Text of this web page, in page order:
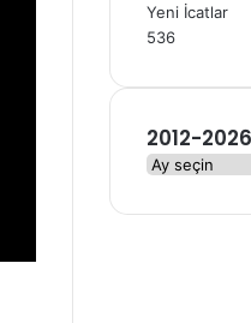
Yeni İcatlar
536
2012-
2
1